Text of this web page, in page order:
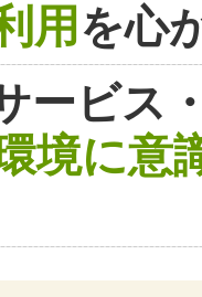
用を心
ービス
境に意